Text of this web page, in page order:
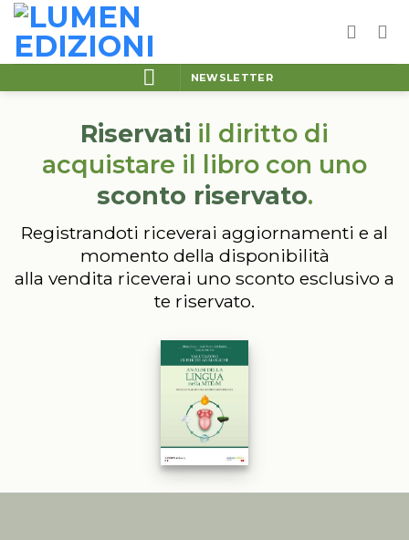
Salta
contenuti
NEWSLETTER
Riservati il diritto di
acquistare il libro con uno
sconto riservato.
Registrandoti riceverai aggiornamenti e al
momento della disponibilità
alla vendita riceverai uno sconto esclusivo a
te riservato.